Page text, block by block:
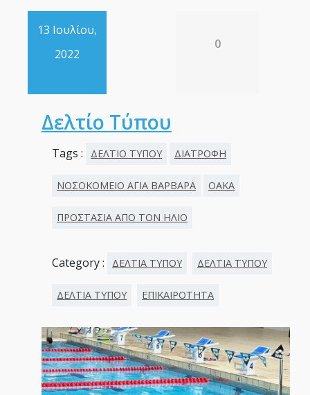
13 Ιουλίου,
2022
0
Δελτίο Τύπου
Tags : ΔΕΛΤΙΟ ΤΥΠΟΥ ΔΙΑΤΡΟΦΗ
ΝΟΣΟΚΟΜΕΙΟ ΑΓΙΑ ΒΑΡΒΑΡΑ ΟΑΚΑ
ΠΡΟΣΤΑΣΙΑ ΑΠΟ ΤΟΝ ΗΛΙΟ
Category : ΔΕΛΤΙΑ ΤΥΠΟΥ ΔΕΛΤΙΑ ΤΥΠΟΥ
ΔΕΛΤΙΑ ΤΥΠΟΥ ΕΠΙΚΑΙΡΟΤΗΤΑ